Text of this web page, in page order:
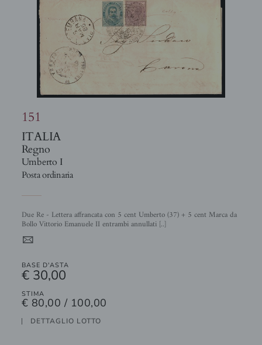
151
ITALIA
Regno
Umberto I
Posta ordinaria
Due Re - Lettera affrancata con 5 cent Umberto (37) + 5 cent Marca da
Bollo Vittorio Emanuele II entrambi annullati [..]
4
BASE D'ASTA
€ 30,00
STIMA
€ 80,00 / 100,00
DETTAGLIO LOTTO